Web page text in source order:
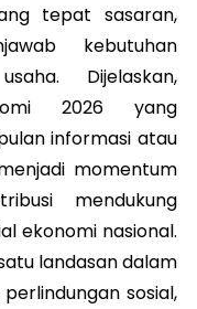
tepat sasaran,
kebutuhan
Dijelaskan,
2026 yang
informasi atau
momentum
mendukung
ekonomi nasional.
landasan dalam
sosial,